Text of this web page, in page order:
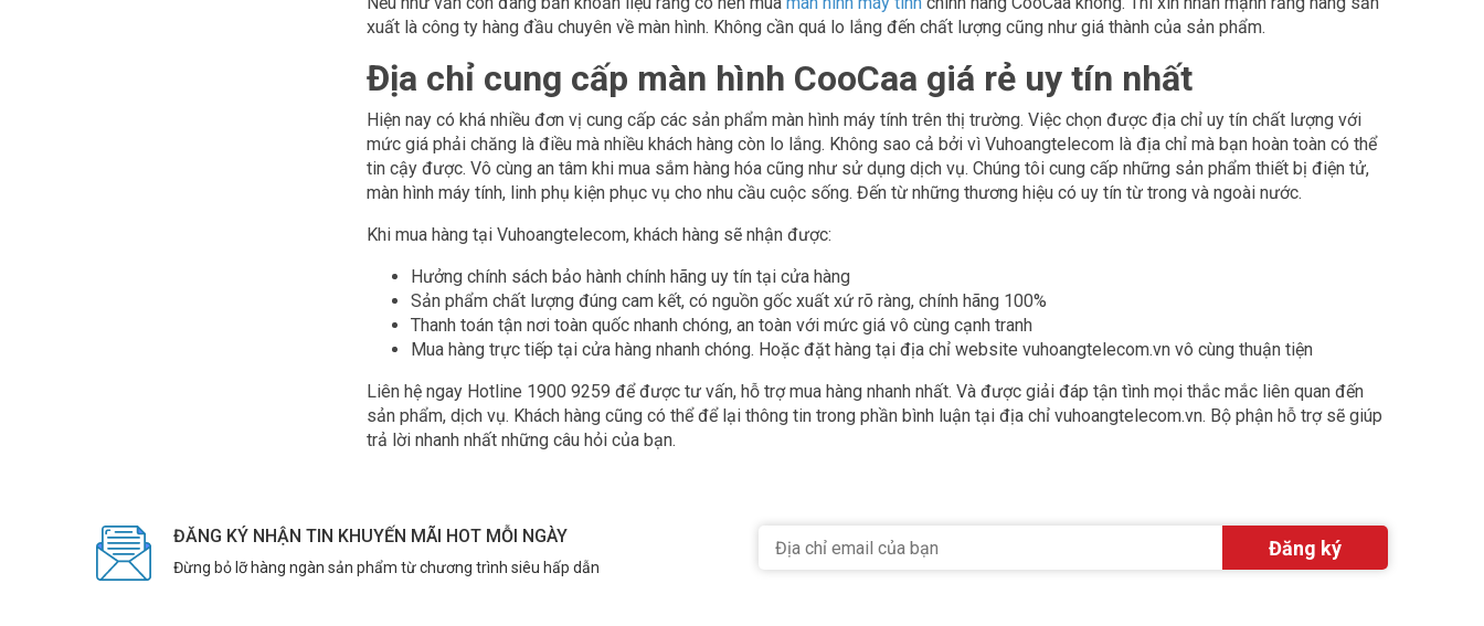
xuất là công ty hàng đầu chuyên về màn hình. Không cần quá lo lắng đến chất lượng cũng như giá thành của sản phẩm.
Địa chỉ cung cấp màn hình CooCaa giá rẻ uy tín nhất
Hiện nay có khá nhiều đơn vị cung cấp các sản phẩm màn hình máy tính trên thị trường. Việc chọn được địa chỉ uy tín chất lượng với
mức giá phải chăng là điều mà nhiều khách hàng còn lo lắng. Không sao cả bởi vì Vuhoangtelecom là địa chỉ mà bạn hoàn toàn có thể
tin cậy được. Vô cùng an tâm khi mua sắm hàng hóa cũng như sử dụng dịch vụ. Chúng tôi cung cấp những sản phẩm thiết bị điện tử,
màn hình máy tính, linh phụ kiện phục vụ cho nhu cầu cuộc sống. Đến từ những thương hiệu có uy tín từ trong và ngoài nước.
Khi mua hàng tại Vuhoangtelecom, khách hàng sẽ nhận được:
Hưởng chính sách bảo hành chính hãng uy tín tại cửa hàng
Sản phẩm chất lượng đúng cam kết, có nguồn gốc xuất xứ rõ ràng, chính hãng 100%
Thanh toán tận nơi toàn quốc nhanh chóng, an toàn với mức giá vô cùng cạnh tranh
Mua hàng trực tiếp tại cửa hàng nhanh chóng. Hoặc đặt hàng tại địa chỉ website vuhoangtelecom.vn vô cùng thuận tiện
Liên hệ ngay Hotline 1900 9259 để được tư vấn, hỗ trợ mua hàng nhanh nhất. Và được giải đáp tận tình mọi thắc mắc liên quan đến
sản phẩm, dịch vụ. Khách hàng cũng có thể để lại thông tin trong phần bình luận tại địa chỉ vuhoangtelecom.vn. Bộ phận hỗ trợ sẽ giúp
trả lời nhanh nhất những câu hỏi của bạn.
ĐĂNG KÝ NHẬN TIN KHUYẾN MÃI HOT MỖI NGÀY
Đừng bỏ lỡ hàng ngàn sản phẩm từ chương trình siêu hấp dẫn